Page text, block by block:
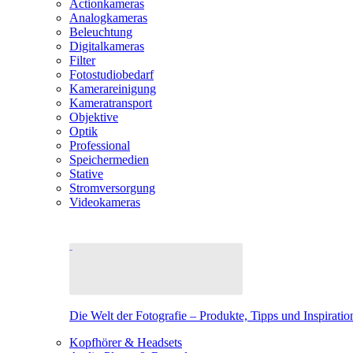
Actionkameras
Analogkameras
Beleuchtung
Digitalkameras
Filter
Fotostudiobedarf
Kamerareinigung
Kameratransport
Objektive
Optik
Professional
Speichermedien
Stative
Stromversorgung
Videokameras
Die Welt der Fotografie – Produkte, Tipps und
Kopfhörer & Headsets